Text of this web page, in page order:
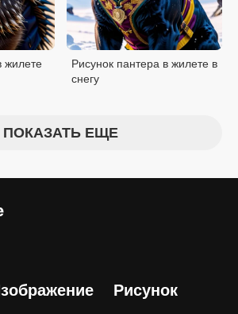
жилете
Рисунок пантера в жилете в
снегу
ПОКАЗАТЬ ЕЩЕ
Рисунок